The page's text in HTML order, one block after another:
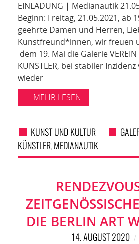
EINLADUNG | Medianautik
Beginn: Freitag, 21.05.2021, ab
geehrte Damen und Herren,
Kunstfreund*innen, wir freuen
dem 19. Mai die Galerie VEREIN
KÜNSTLER, bei stabiler
wieder
... MEHR LESEN
KUNST UND KULTUR
KÜNSTLER, MEDIANAUTIK
DIE BERLIN ART
14. AUGUST 2020